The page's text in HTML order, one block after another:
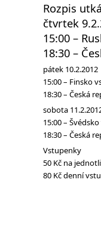
Rozpis
čtvrtek
15:00 –
18:30 –
pátek 10.2.2012
15:00 – Finsko
18:30 – Česká
sobota
15:00 –
18:30 – Česká
Vstupenky
50 Kč na
80 Kč denní